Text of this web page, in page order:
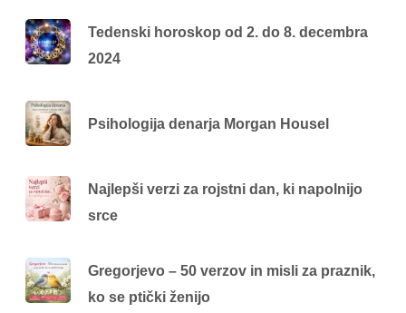
Tedenski horoskop od 2. do 8. decembra
2024
Psihologija denarja Morgan Housel
Najlepši verzi za rojstni dan, ki napolnijo
srce
Gregorjevo – 50 verzov in misli za praznik,
ko se ptički ženijo